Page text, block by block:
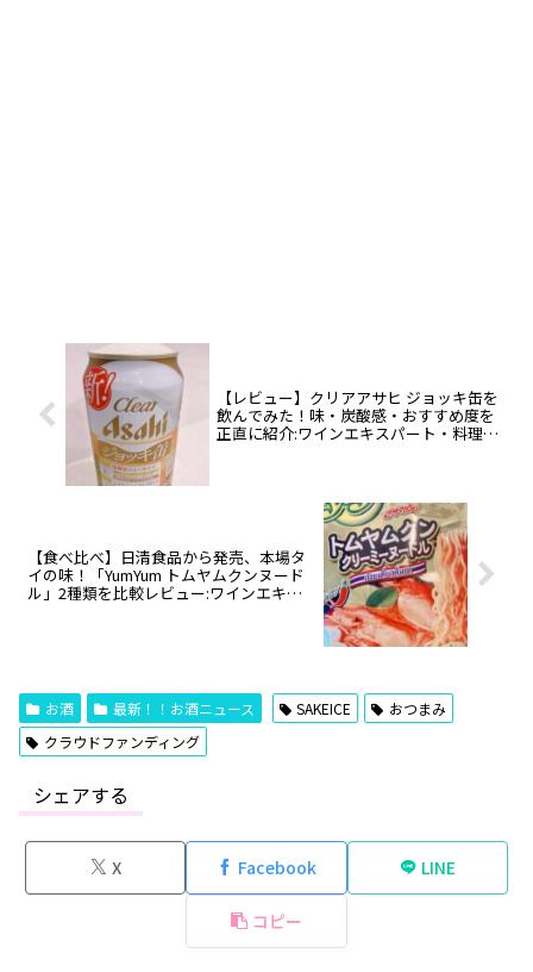
【レビュー】クリアアサヒ ジョッキ缶を
飲んでみた！味・炭酸感・おすすめ度を
正直に紹介:ワインエキスパート・料理人
【食べ比べ】日清食品から発売、本場タ
イの味！「YumYum トムヤムクンヌード
ル」2種類を比較レビュー:ワインエキス
お酒 最新！！お酒ニュース SAKEICE
おつまみ
クラウドファンディング
シェアする
X Facebook LINE
コピー